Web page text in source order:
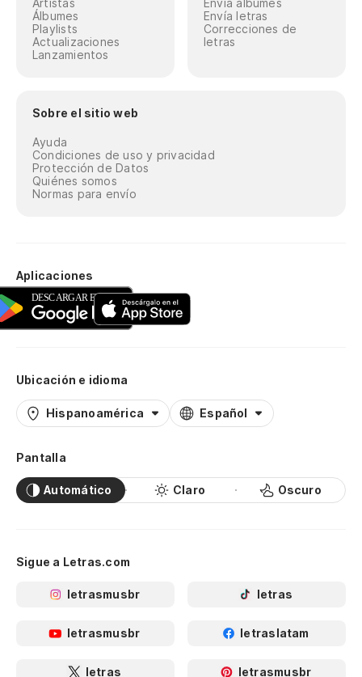
Artistas
Álbumes
Playlists
Actualizaciones
Lanzamientos
Envía álbumes
Envía letras
Correcciones de
letras
Sobre el sitio web
Ayuda
Condiciones de uso y privacidad
Protección de Datos
Quiénes somos
Normas para envío
Aplicaciones
Ubicación e idioma
Hispanoamérica Español
Pantalla
Automático Claro Oscuro
Sigue a Letras.com
letrasmusbr letras
letrasmusbr letraslatam
letras letrasmusbr